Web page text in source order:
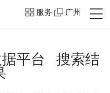
服务 广州
平台
搜索结